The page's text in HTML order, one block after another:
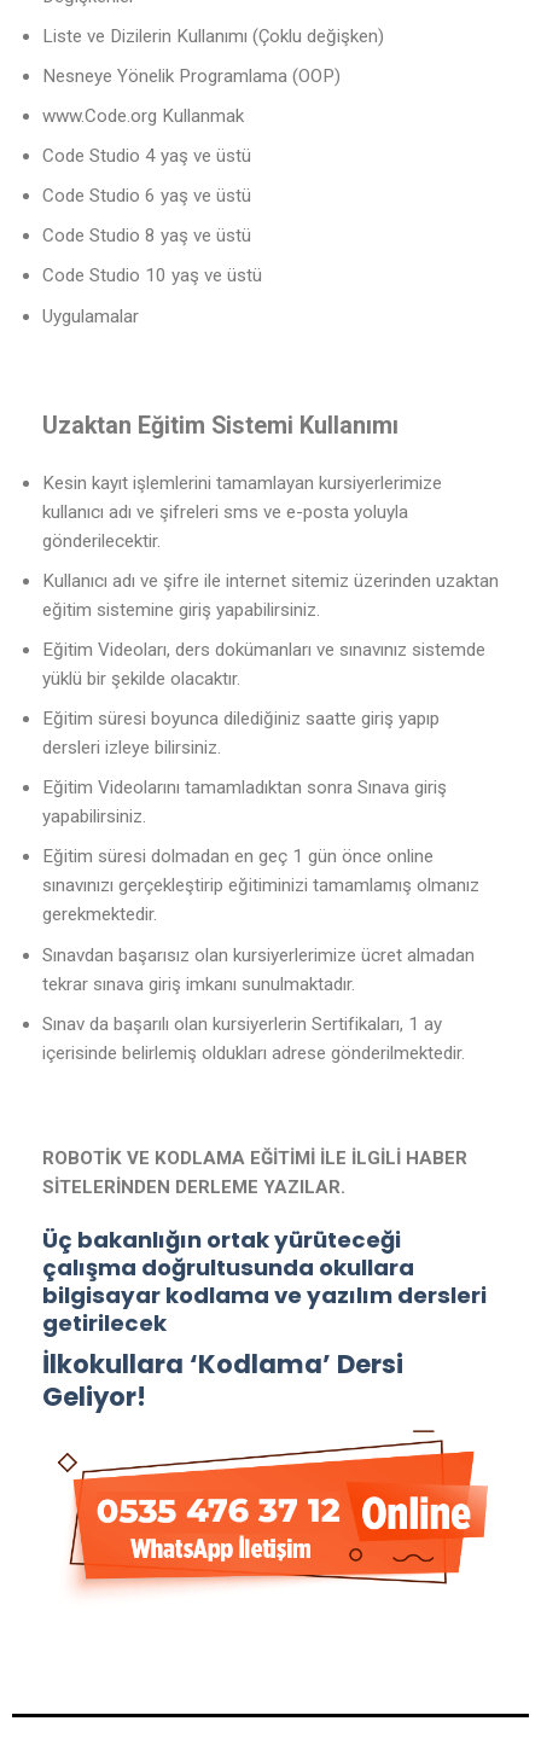
Liste ve Dizilerin Kullanımı (Çoklu değişken)
Nesneye Yönelik Programlama (OOP)
www.Code.org Kullanmak
Code Studio 4 yaş ve üstü
Code Studio 6 yaş ve üstü
Code Studio 8 yaş ve üstü
Code Studio 10 yaş ve üstü
Uygulamalar
Uzaktan Eğitim Sistemi Kullanımı
Kesin kayıt işlemlerini tamamlayan kursiyerlerimize
kullanıcı adı ve şifreleri sms ve e-posta yoluyla
gönderilecektir.
Kullanıcı adı ve şifre ile internet sitemiz üzerinden uzaktan
eğitim sistemine giriş yapabilirsiniz.
Eğitim Videoları, ders dokümanları ve sınavınız sistemde
yüklü bir şekilde olacaktır.
Eğitim süresi boyunca dilediğiniz saatte giriş yapıp
dersleri izleye bilirsiniz.
Eğitim Videolarını tamamladıktan sonra Sınava giriş
yapabilirsiniz.
Eğitim süresi dolmadan en geç 1 gün önce online
sınavınızı gerçekleştirip eğitiminizi tamamlamış olmanız
gerekmektedir.
Sınavdan başarısız olan kursiyerlerimize ücret almadan
tekrar sınava giriş imkanı sunulmaktadır.
Sınav da başarılı olan kursiyerlerin Sertifikaları, 1 ay
içerisinde belirlemiş oldukları adrese gönderilmektedir.
ROBOTİK VE KODLAMA EĞİTİMİ İLE İLGİLİ HABER
SİTELERİNDEN DERLEME YAZILAR.
Üç bakanlığın ortak yürüteceği
çalışma doğrultusunda okullara
bilgisayar kodlama ve yazılım dersleri
getirilecek
İlkokullara ‘Kodlama’ Dersi
Geliyor!